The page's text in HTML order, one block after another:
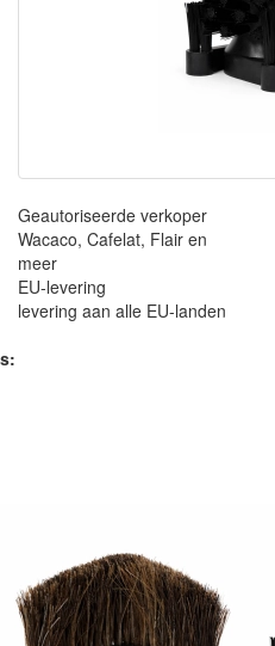
Geautoriseerde verkoper
Wacaco, Cafelat, Flair en
meer
EU-levering
levering aan alle EU-landen